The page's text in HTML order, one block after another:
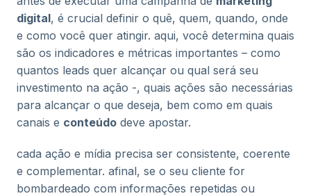
digital, é crucial definir o quê, quem, quando, onde
e como você quer atingir. aqui, você determina quais
são os indicadores e métricas importantes – como
quantos leads quer alcançar ou qual será seu
investimento na ação -, quais ações são necessárias
para alcançar o que deseja, bem como em quais
canais e conteúdo deve apostar.
cada ação e mídia precisa ser consistente, coerente
e complementar. afinal, se o seu cliente for
bombardeado com informações repetidas ou